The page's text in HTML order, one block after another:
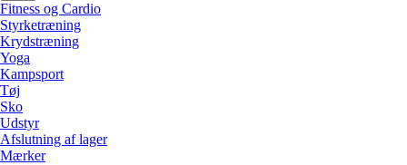
Fitness og Cardio
Styrketræning
Krydstræning
Yoga
Kampsport
Tøj
Sko
Udstyr
Afslutning af lager
Mærker